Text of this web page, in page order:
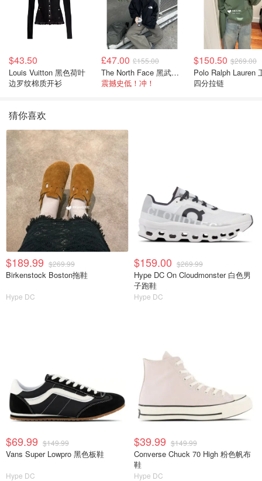
$43.50
Louis Vuitton 黑色荷叶
边罗纹棉质开衫
£47.00 £155.00
The North Face 黑武士冲锋衣
震撼史低！冲！
$150.50 $269.00
Polo Ralph Lauren 卫衣
四分拉链
猜你喜欢
$189.99 $269.99
Birkenstock Boston拖鞋
Hype DC
$159.00 $269.99
Hype DC On Cloudmonster 白色男
子跑鞋
Hype DC
$69.99 $149.99
Vans Super Lowpro 黑色板鞋
Hype DC
$39.99 $149.99
Converse Chuck 70 High 粉色帆布
鞋
Hype DC